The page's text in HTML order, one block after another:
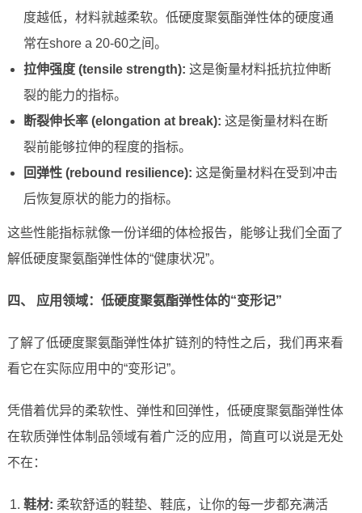
度越低，材料就越柔软。低硬度聚氨酯弹性体的硬度通
常在shore a 20-60之间。
拉伸强度 (tensile strength): 这是衡量材料抵抗拉伸断
裂的能力的指标。
断裂伸长率 (elongation at break): 这是衡量材料在断
裂前能够拉伸的程度的指标。
回弹性 (rebound resilience): 这是衡量材料在受到冲击
后恢复原状的能力的指标。
这些性能指标就像一份详细的体检报告，能够让我们全面了
解低硬度聚氨酯弹性体的“健康状况”。
四、 应用领域：低硬度聚氨酯弹性体的“变形记”
了解了低硬度聚氨酯弹性体扩链剂的特性之后，我们再来看
看它在实际应用中的“变形记”。
凭借着优异的柔软性、弹性和回弹性，低硬度聚氨酯弹性体
在软质弹性体制品领域有着广泛的应用，简直可以说是无处
不在：
鞋材: 柔软舒适的鞋垫、鞋底，让你的每一步都充满活